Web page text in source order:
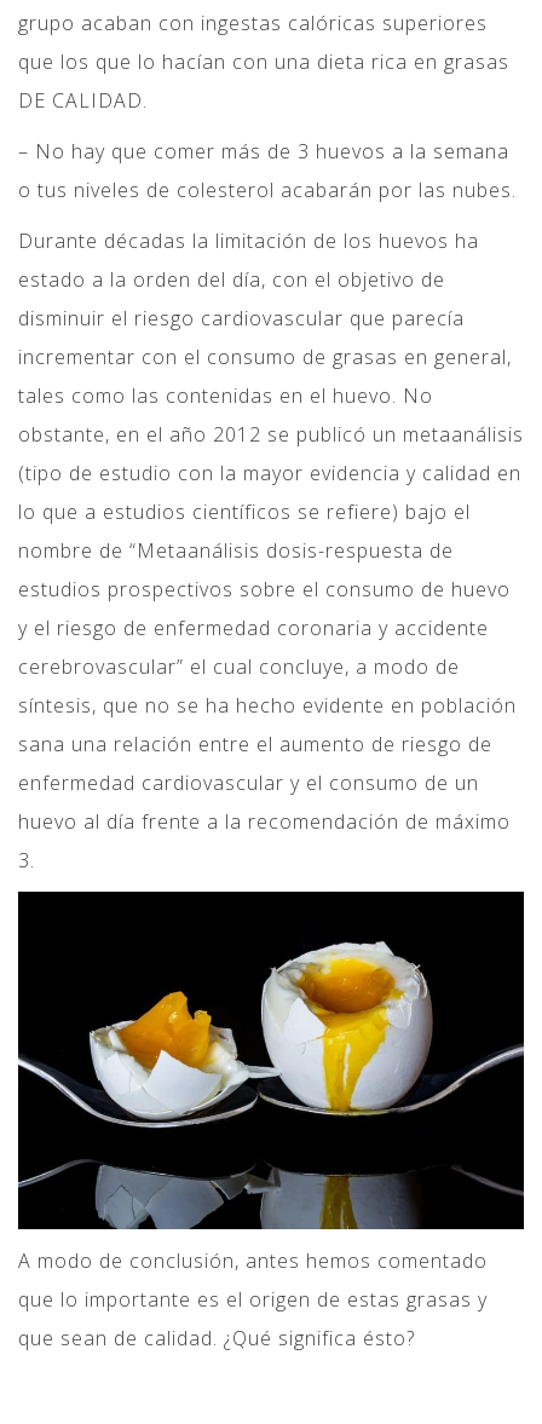
grupo acaban con ingestas calóricas superiores
que los que lo hacían con una dieta rica en grasas
DE CALIDAD.
– No hay que comer más de 3 huevos a la semana
o tus niveles de colesterol acabarán por las nubes.
Durante décadas la limitación de los huevos ha
estado a la orden del día, con el objetivo de
disminuir el riesgo cardiovascular que parecía
incrementar con el consumo de grasas en general,
tales como las contenidas en el huevo. No
obstante, en el año 2012 se publicó un metaanálisis
(tipo de estudio con la mayor evidencia y calidad en
lo que a estudios científicos se refiere) bajo el
nombre de “Metaanálisis dosis-respuesta de
estudios prospectivos sobre el consumo de huevo
y el riesgo de enfermedad coronaria y accidente
cerebrovascular” el cual concluye, a modo de
síntesis, que no se ha hecho evidente en población
sana una relación entre el aumento de riesgo de
enfermedad cardiovascular y el consumo de un
huevo al día frente a la recomendación de máximo
3.
A modo de conclusión, antes hemos comentado
que lo importante es el origen de estas grasas y
que sean de calidad. ¿Qué significa ésto?